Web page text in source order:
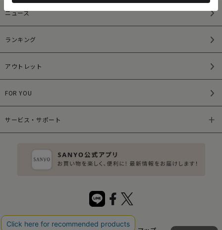
ニュース
ランキング
アウトレット
FOR YOU
サービス・サポート